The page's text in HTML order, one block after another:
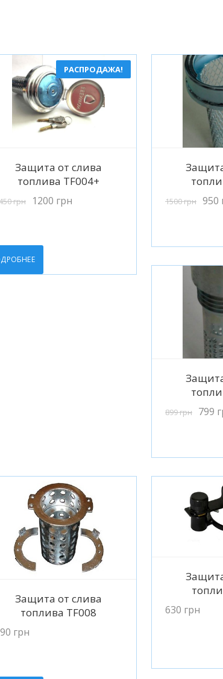
РАСПРОДАЖА!
Подробнее
Защита от слива
топлива TF004+
грн 1200 грн 1500грн 950
899грн 799
Подробнее
Защита от слива
топлива TF008
грн
630 грн